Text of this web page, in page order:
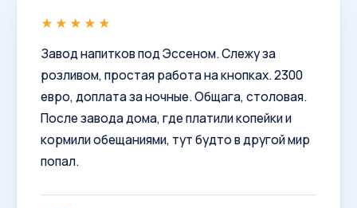
★★★★★
Завод напитков под Эссеном. Слежу за
розливом, простая работа на кнопках. 2300
евро, доплата за ночные. Общага, столовая.
После завода дома, где платили копейки и
кормили обещаниями, тут будто в другой мир
попал.